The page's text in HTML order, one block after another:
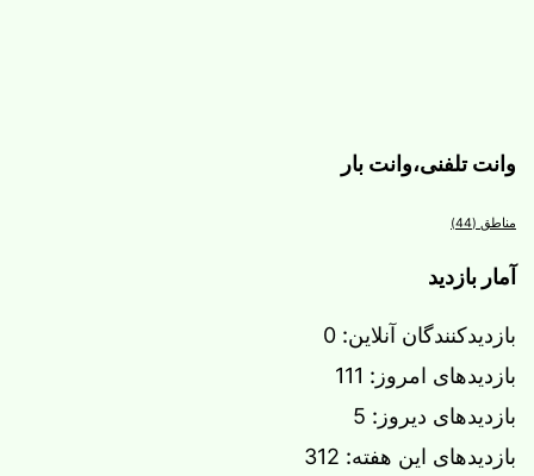
وانت تلفنی،وانت بار
مناطق (44)
آمار بازدید
بازدیدکنندگان آنلاین: 0
بازدیدهای امروز: 111
بازدیدهای دیروز: 5
بازدیدهای این هفته: 312